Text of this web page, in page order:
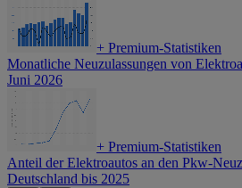
+ Premium-Statistiken
Monatliche Neuzulassungen von
Juni 2026
+ Premium-Statistiken
Anteil der Elektroautos an den Pkw-
Deutschland bis 2025